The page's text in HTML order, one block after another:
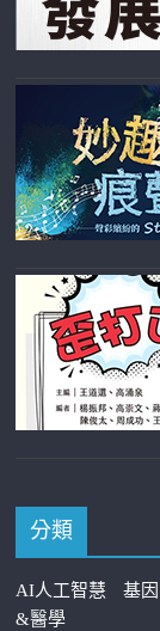
分類
AI人工智慧
基因
&醫學